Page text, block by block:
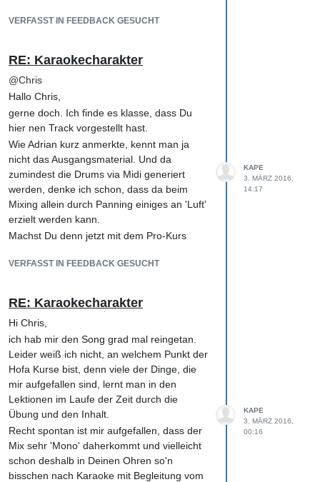
gerne Hofa-Lektionen hervor und 'gehe da
Zum Thema Mono/Stereo/Räumlichkeit (ich
fasse das mal ganz pauschal so recht flach
zusammen) hat mir besonders geholfen,
mich mit dem Hören an sich zu
beschäftigen; also Aspekte wie "wie kann ich
eigentlich hören bzw. spontan wissen, aus
welcher Richtung und Entfernung ein Signal
eigentlich kommt" und "wie kommt es, dass
ich instinktiv 'weiß', in welchem Raum eine
Aufnahme gemacht wurde"... Das wird in
den Pro Einheiten konkret behandelt und
mir hat es sehr viel Spaß gemacht, gerade
in diesem Bereich zu experimentieren.
Literatur zu diesem Themenbereich in Netz.
Tipps, Tutorials, How-To's und vermeinliche
Experten gibt, muss man wirklich etwas
aufpassen und die Tipps immer eher kritisch
hinterfragen.
Die Rückmeldungen vom Hofa-Team und
Inhalte der Lektionen haben da zum Glück
eine ganz andere Qualität 😀
VERFASST IN FEEDBACK GESUCHT
RE: Karaokecharakter
@Chris
Hallo Chris,
gerne doch. Ich finde es klasse, dass Du
hier nen Track vorgestellt hast.
Wie Adrian kurz anmerkte, kennt man ja
nicht das Ausgangsmaterial. Und da
zumindest die Drums via Midi generiert
werden, denke ich schon, dass da beim
Mixing allein durch Panning einiges an 'Luft'
erzielt werden kann.
Machst Du denn jetzt mit dem Pro-Kurs
interessante Methoden behandelt,
Außerdem ist ja die stetige Rückmeldung
der Tutoren (wie hier auch von Adrian) und
auch der Vergleich mit den Referenzmixes
allein schon Gold wert.
Beste Grüße und weiterhin viel Erfolg und
vor allem Spaß!
VERFASST IN FEEDBACK GESUCHT
KAPE
3. MÄRZ 2016,
14:17
RE: Karaokecharakter
Hi Chris,
ich hab mir den Song grad mal reingetan.
Leider weiß ich nicht, an welchem Punkt der
Hofa Kurse bist, denn viele der Dinge, die
mir aufgefallen sind, lernt man in den
Lektionen im Laufe der Zeit durch die
Übung und den Inhalt.
Recht spontan ist mir aufgefallen, dass der
Mix sehr 'Mono' daherkommt und vielleicht
schon deshalb in Deinen Ohren so'n
bisschen nach Karaoke mit Begleitung vom
KAPE
3. MÄRZ 2016,
00:16